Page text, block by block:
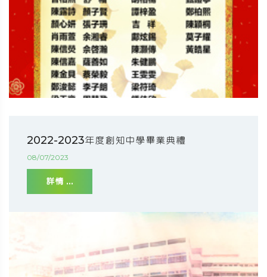
2022-2023年度創知中學畢業典禮
08/07/2023
詳情 ...